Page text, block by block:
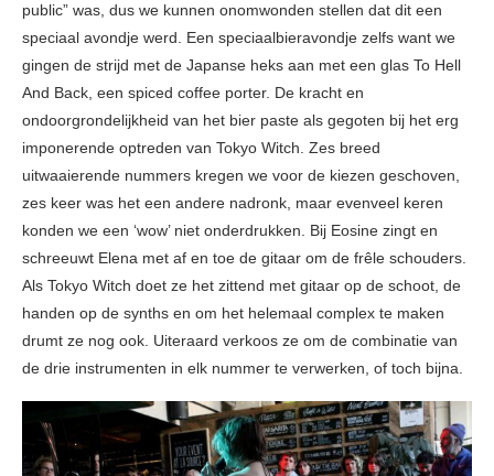
public” was, dus we kunnen onomwonden stellen dat dit een
speciaal avondje werd. Een speciaalbieravondje zelfs want we
gingen de strijd met de Japanse heks aan met een glas To Hell
And Back, een spiced coffee porter. De kracht en
ondoorgrondelijkheid van het bier paste als gegoten bij het erg
imponerende optreden van Tokyo Witch. Zes breed
uitwaaierende nummers kregen we voor de kiezen geschoven,
zes keer was het een andere nadronk, maar evenveel keren
konden we een ‘wow’ niet onderdrukken. Bij Eosine zingt en
schreeuwt Elena met af en toe de gitaar om de frêle schouders.
Als Tokyo Witch doet ze het zittend met gitaar op de schoot, de
handen op de synths en om het helemaal complex te maken
drumt ze nog ook. Uiteraard verkoos ze om de combinatie van
de drie instrumenten in elk nummer te verwerken, of toch bijna.